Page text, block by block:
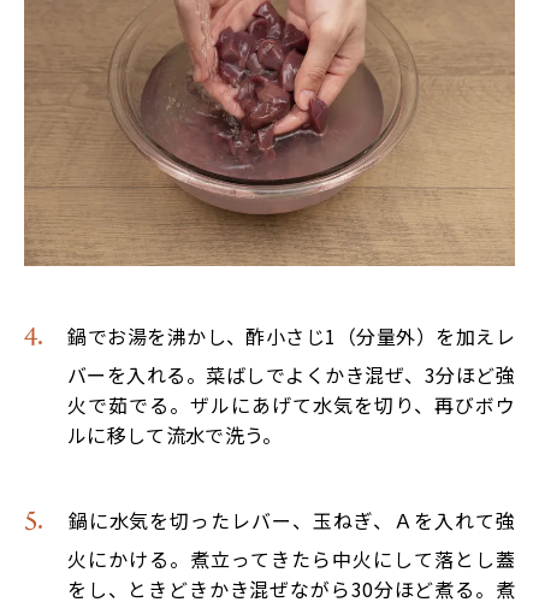
鍋でお湯を沸かし、酢小さじ1（分量外）を加えレ
バーを入れる。菜ばしでよくかき混ぜ、3分ほど強
火で茹でる。ザルにあげて水気を切り、再びボウ
ルに移して流水で洗う。
鍋に水気を切ったレバー、玉ねぎ、Ａを入れて強
火にかける。煮立ってきたら中火にして落とし蓋
をし、ときどきかき混ぜながら30分ほど煮る。煮